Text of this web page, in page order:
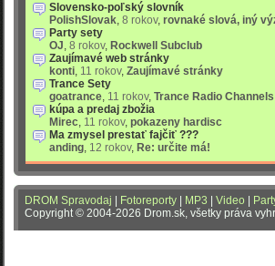
Slovensko-poľský slovník
PolishSlovak, 8 rokov, rovnaké slová, iný
Party sety
OJ, 8 rokov, Rockwell Subclub
Zaujímavé web stránky
konti, 11 rokov, Zaujímavé stránky
Trance Sety
goatrance, 11 rokov, Trance Radio Channels
kúpa a predaj zbožia
Mirec, 11 rokov, pokazeny hardisc
Ma zmysel prestať fajčiť ???
anding, 12 rokov, Re: určite má!
DROM Spravodaj Fotoreporty MP3 Video
Copyright © 2004-2026 Drom.sk, všetky práva